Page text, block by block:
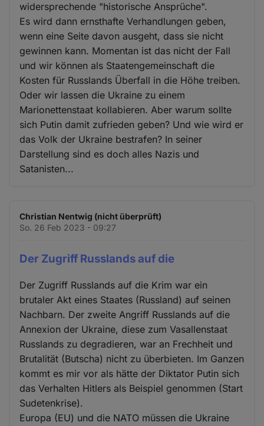
widersprechende "historische Ansprüche".
Es wird dann ernsthafte Verhandlungen geben,
wenn eine Seite davon ausgeht, dass sie nicht
gewinnen kann. Momentan ist das nicht der Fall
und wir können als Staatengemeinschaft die
Kosten für Russlands Überfall in die Höhe treiben.
Oder wir lassen die Ukraine zu einem
Marionettenstaat kollabieren. Aber warum sollte
sich Putin damit zufrieden geben? Und wie wird er
das Volk der Ukraine bestrafen? In seiner
Darstellung sind es doch alles Nazis und
Satanisten...
Christian Nentwig (nicht überprüft)
So. 26 Feb 2023 - 09:27
Der Zugriff Russlands auf die
Der Zugriff Russlands auf die Krim war ein
brutaler Akt eines Staates (Russland) auf seinen
Nachbarn. Der zweite Angriff Russlands auf die
Annexion der Ukraine, diese zum Vasallenstaat
Russlands zu degradieren, war an Frechheit und
Brutalität (Butscha) nicht zu überbieten. Im Ganzen
kommt es mir vor als hätte der Diktator Putin sich
das Verhalten Hitlers als Beispiel genommen (Start
Sudetenkrise).
Europa (EU) und die NATO müssen die Ukraine